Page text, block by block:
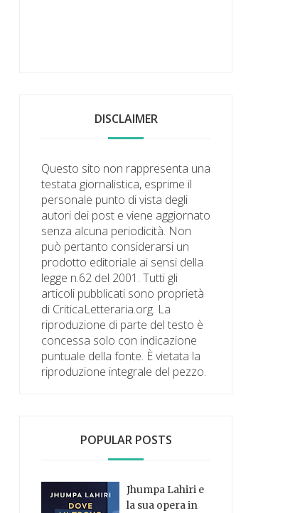
DISCLAIMER
Questo sito non rappresenta una
testata giornalistica, esprime il
personale punto di vista degli
autori dei post e viene aggiornato
senza alcuna periodicità. Non
può pertanto considerarsi un
prodotto editoriale ai sensi della
legge n.62 del 2001. Tutti gli
articoli pubblicati sono proprietà
di CriticaLetteraria.org. La
riproduzione di parte del testo è
concessa solo con indicazione
puntuale della fonte. È vietata la
riproduzione integrale del pezzo.
POPULAR POSTS
Jhumpa Lahiri e
la sua opera in